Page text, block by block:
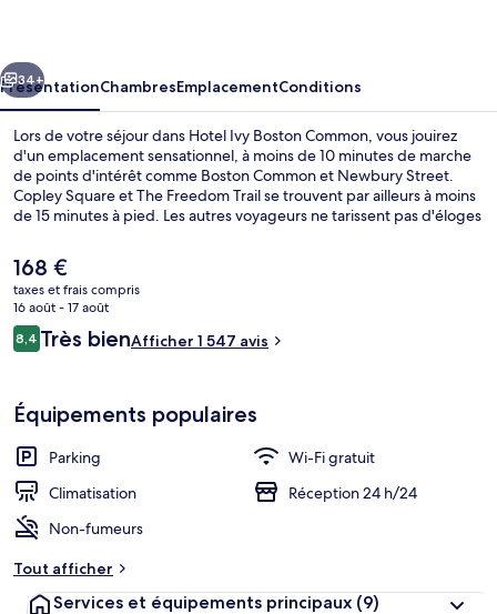
Suivant
34+
PrésentationChambresEmplacementConditions
Lors de votre séjour dans Hotel Ivy Boston Common, vous jouirez
d'un emplacement sensationnel, à moins de 10 minutes de marche
de points d'intérêt comme Boston Common et Newbury Street.
Copley Square et The Freedom Trail se trouvent par ailleurs à moins
de 15 minutes à pied. Les autres voyageurs ne tarissent pas d'éloges
qualité-prix. L'hébergement se situe à une très courte distance à
pied des transports publics : Station Tufts Medical Center se trouve
à 5 min et Station de métro Boylston, à 5 min.
Le
prix
actuel
est
de
168 €
taxes et frais compris
16 août - 17 août
Avis
voyageurs
8,48,4 sur 10
Très bienAfficher 1 547 avis
Équipements populaires
Parking
Wi-Fi gratuit
Climatisation
Réception 24 h/24
Non-fumeurs
Tout afficher
Services et équipements principaux (9)